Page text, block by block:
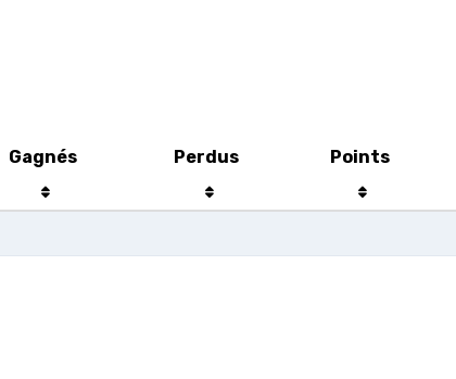
Gagnés Perdus Points